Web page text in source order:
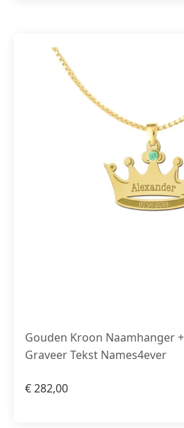
Gouden Kroon Naamhanger
Graveer Tekst Names4ever
€282,00